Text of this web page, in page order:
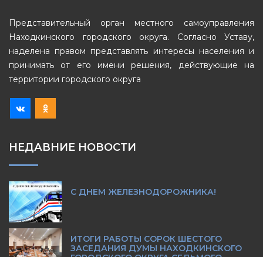
Представительный орган местного самоуправления
Находкинского городского округа. Согласно Уставу,
наделена правом представлять интересы населения и
принимать от его имени решения, действующие на
территории городского округа
НЕДАВНИЕ НОВОСТИ
С ДНЕМ ЖЕЛЕЗНОДОРОЖНИКА!
ИТОГИ РАБОТЫ СОРОК ШЕСТОГО
ЗАСЕДАНИЯ ДУМЫ НАХОДКИНСКОГО